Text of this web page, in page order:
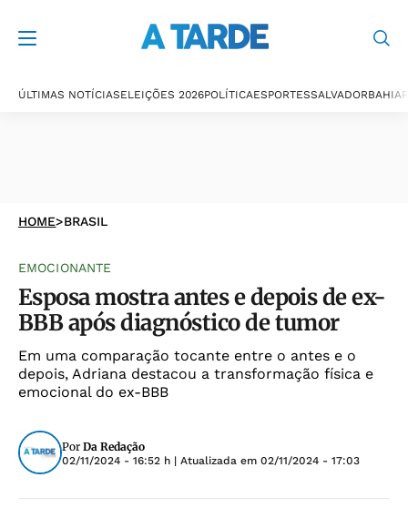
ÚLTIMAS NOTÍCIASELEIÇÕES 2026POLÍTICAESPORTESSALVADORBAHIA
HOME>BRASIL
EMOCIONANTE
Esposa mostra antes e depois de ex-
BBB após diagnóstico de tumor
Em uma comparação tocante entre o antes e o
depois, Adriana destacou a transformação física e
emocional do ex-BBB
Por Da Redação
02/11/2024 - 16:52 h | Atualizada em 02/11/2024 - 17:03